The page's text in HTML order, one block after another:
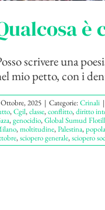
è
scrivere una
mio petto, con i
2025 | Categorie:Crinali |
,Cgil,classe,conflitto,diritto
,genocidio,Global Sumud
,moltitudine,Palestina,
,sciopero generale,sciopero